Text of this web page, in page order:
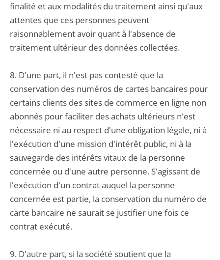
finalité et aux modalités du traitement ainsi qu'aux
attentes que ces personnes peuvent
raisonnablement avoir quant à l'absence de
traitement ultérieur des données collectées.
8. D'une part, il n'est pas contesté que la
conservation des numéros de cartes bancaires pour
certains clients des sites de commerce en ligne non
abonnés pour faciliter des achats ultérieurs n'est
nécessaire ni au respect d'une obligation légale, ni à
l'exécution d'une mission d'intérêt public, ni à la
sauvegarde des intérêts vitaux de la personne
concernée ou d'une autre personne. S'agissant de
l'exécution d'un contrat auquel la personne
concernée est partie, la conservation du numéro de
carte bancaire ne saurait se justifier une fois ce
contrat exécuté.
9. D'autre part, si la société soutient que la